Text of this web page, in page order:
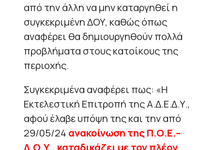
από την άλλη να μην καταργηθεί η
συγκεκριμένη ΔΟΥ, καθώς όπως
αναφέρει θα δημιουργηθούν πολλά
προβλήματα στους κατοίκους της
περιοχής.
Συγκεκριμένα αναφέρει πως: «Η
Εκτελεστική Επιτροπή της Α.Δ.Ε.Δ.Υ.,
αφού έλαβε υπόψη της και την από
29/05/24 ανακοίνωση της Π.Ο.Ε.–
Δ.Ο.Υ., καταδικάζει με τον πλέον